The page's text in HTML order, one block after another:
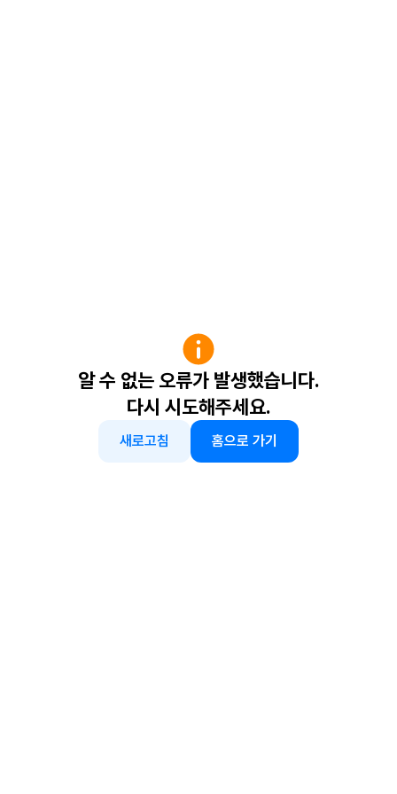
알 수 없는 오류가 발생했습니다.
다시 시도해주세요.
새로고침 홈으로 가기